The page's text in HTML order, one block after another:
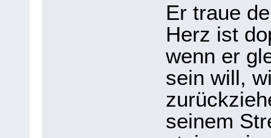
Er traue
Herz ist
wenn er
sein will,
seinem